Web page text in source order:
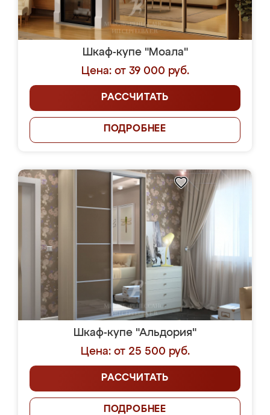
Шкаф-купе "Моала"
Цена: от 39 000 руб.
РАССЧИТАТЬ
ПОДРОБНЕЕ
Шкаф-купе "Альдория"
Цена: от 25 500 руб.
РАССЧИТАТЬ
ПОДРОБНЕЕ